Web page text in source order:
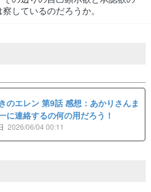
しているのだろうか。
のエレン 第9話 感想：あかりさんま
に連絡するの何の用だろう！
2026/06/04 00:11